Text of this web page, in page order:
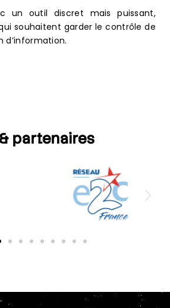
un outil discret mais puissant,
souhaitent garder le contrôle de
d’information.
partenaires